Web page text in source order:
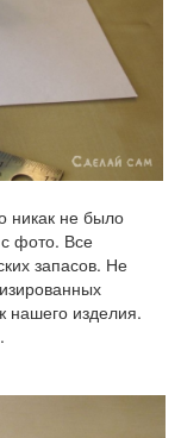
никак не было
фото. Все
запасов. Не
нашего изделия.